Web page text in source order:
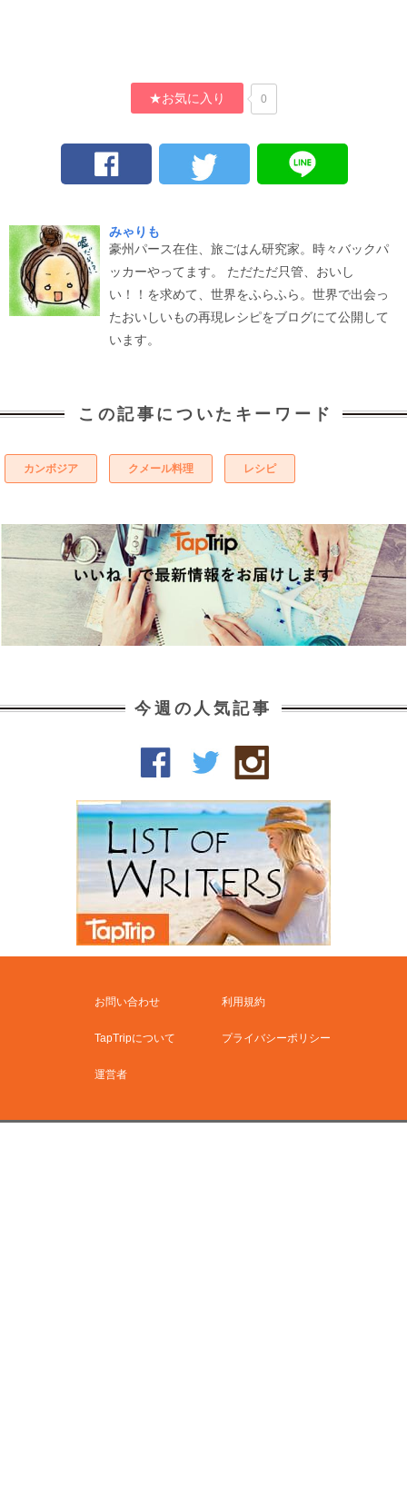
★お気に入り 0
みゃりも
豪州パース在住、旅ごはん研究家。時々バックパ
ッカーやってます。 ただただ只管、おいし
い！！を求めて、世界をふらふら。世界で出会っ
たおいしいもの再現レシピをブログにて公開して
います。
この記事についたキーワード
カンボジア クメール料理 レシピ
今週の人気記事
お問い合わせ 利用規約
TapTripについて プライバシーポリシー
運営者